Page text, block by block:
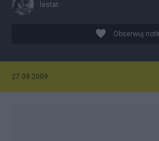
lestat
Obserwuj
27.09.2009